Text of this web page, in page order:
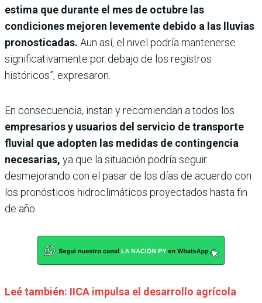
estima que durante el mes de octubre las
condiciones mejoren levemente debido a las lluvias
pronosticadas. Aun así, el nivel podría mantenerse
significativamente por debajo de los registros
históricos”, expresaron.
En consecuencia, instan y recomiendan a todos los
empresarios y usuarios del servicio de transporte
fluvial que adopten las medidas de contingencia
necesarias, ya que la situación podría seguir
desmejorando con el pasar de los días de acuerdo con
los pronósticos hidroclimáticos proyectados hasta fin
de año.
Leé también: IICA impulsa el desarrollo agrícola